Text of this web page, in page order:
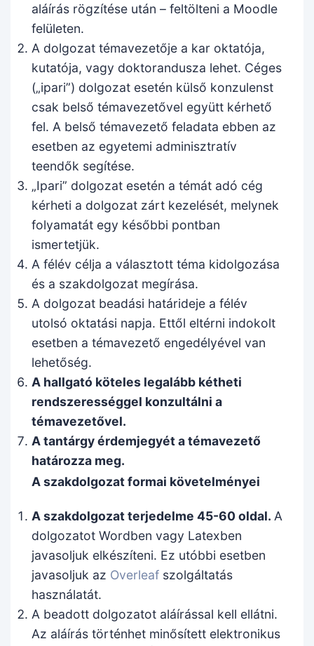
aláírás rögzítése után – feltölteni a Moodle
felületen.
A dolgozat témavezetője a kar oktatója,
kutatója, vagy doktorandusza lehet. Céges
(„ipari”) dolgozat esetén külső konzulenst
csak belső témavezetővel együtt kérhető
fel. A belső témavezető feladata ebben az
esetben az egyetemi adminisztratív
teendők segítése.
„Ipari” dolgozat esetén a témát adó cég
kérheti a dolgozat zárt kezelését, melynek
folyamatát egy későbbi pontban
ismertetjük.
A félév célja a választott téma kidolgozása
és a szakdolgozat megírása.
A dolgozat beadási határideje a félév
utolsó oktatási napja. Ettől eltérni indokolt
esetben a témavezető engedélyével van
lehetőség.
A hallgató köteles legalább kétheti
rendszerességgel konzultálni a
témavezetővel.
A tantárgy érdemjegyét a témavezető
határozza meg.
A szakdolgozat formai követelményei
A szakdolgozat terjedelme 45-60 oldal. A
dolgozatot Wordben vagy Latexben
javasoljuk elkészíteni. Ez utóbbi esetben
javasoljuk az Overleaf szolgáltatás
használatát.
A beadott dolgozatot aláírással kell ellátni.
Az aláírás történhet minősített elektronikus